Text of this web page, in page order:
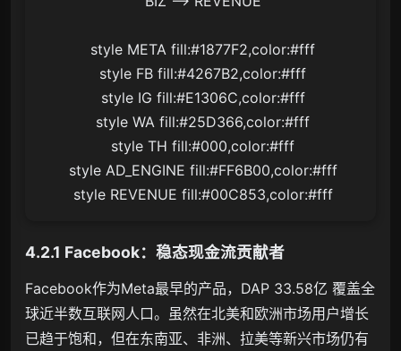
style REVENUE fill:#00C853,color:#fff
4.2.1 Facebook：稳态现金流贡献者
Facebook作为Meta最早的产品，DAP 33.58亿 覆盖全
球近半数互联网人口。虽然在北美和欧洲市场用户增长
已趋于饱和，但在东南亚、非洲、拉美等新兴市场仍有